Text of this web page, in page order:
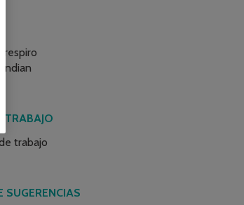
respiro
TRABAJO
trabajo
SUGERENCIAS